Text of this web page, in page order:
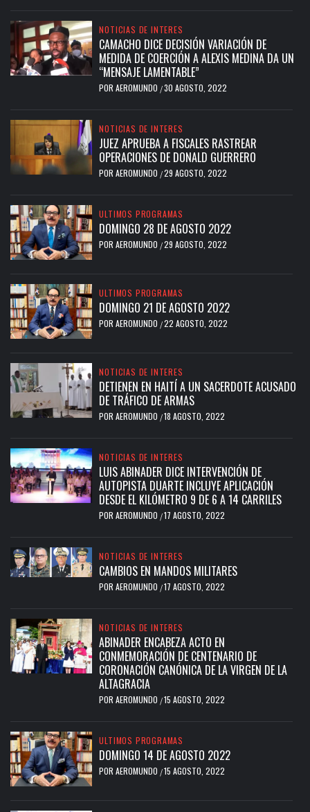
NOTICIAS DE INTERES
CAMACHO DICE DECISIÓN VARIACIÓN DE
MEDIDA DE COERCIÓN A ALEXIS MEDINA DA UN
“MENSAJE LAMENTABLE”
POR AEROMUNDO /30 AGOSTO, 2022
NOTICIAS DE INTERES
JUEZ APRUEBA A FISCALES RASTREAR
OPERACIONES DE DONALD GUERRERO
POR AEROMUNDO /29 AGOSTO, 2022
ULTIMOS PROGRAMAS
DOMINGO 28 DE AGOSTO 2022
POR AEROMUNDO /29 AGOSTO, 2022
ULTIMOS PROGRAMAS
DOMINGO 21 DE AGOSTO 2022
POR AEROMUNDO /22 AGOSTO, 2022
NOTICIAS DE INTERES
DETIENEN EN HAITÍ A UN SACERDOTE ACUSADO
DE TRÁFICO DE ARMAS
POR AEROMUNDO /18 AGOSTO, 2022
NOTICIAS DE INTERES
LUIS ABINADER DICE INTERVENCIÓN DE
AUTOPISTA DUARTE INCLUYE APLICACIÓN
DESDE EL KILÓMETRO 9 DE 6 A 14 CARRILES
POR AEROMUNDO /17 AGOSTO, 2022
NOTICIAS DE INTERES
CAMBIOS EN MANDOS MILITARES
POR AEROMUNDO /17 AGOSTO, 2022
NOTICIAS DE INTERES
ABINADER ENCABEZA ACTO EN
CONMEMORACIÓN DE CENTENARIO DE
CORONACIÓN CANÓNICA DE LA VIRGEN DE LA
ALTAGRACIA
POR AEROMUNDO /15 AGOSTO, 2022
ULTIMOS PROGRAMAS
DOMINGO 14 DE AGOSTO 2022
POR AEROMUNDO /15 AGOSTO, 2022